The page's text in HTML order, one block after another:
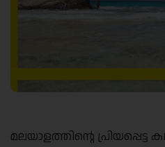
മലയാളത്തിന്റെ